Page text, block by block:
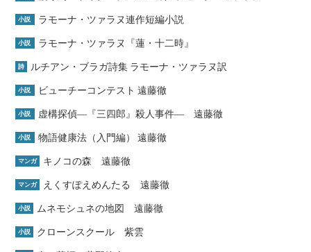
小説 ラモーナ・ツァラヌ連作短編小説
小説 ラモーナ・ツァラヌ『蓮・十二時』
詩 ルチアン・ブラガ詩集 ラモーナ・ツァラヌ訳
小説 ビューチーコンテスト 遠藤徹
小説 虚構探偵―『三四郎』殺人事件― 遠藤徹
小説 物語健康法（入門編） 遠藤徹
マンガ キノコの森 遠藤徹
マンガ えくすぽえめんたる 遠藤徹
小説 ムネモシュネの地図 遠藤徹
小説 クローンスクール 紫雲